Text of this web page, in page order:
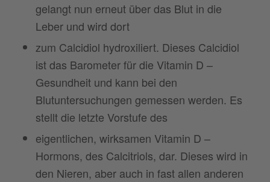
gelangt nun erneut über das Blut in die
Leber und wird dort
zum Calcidiol hydroxiliert. Dieses Calcidiol
ist das Barometer für die Vitamin D –
Gesundheit und kann bei den
Blutuntersuchungen gemessen werden. Es
stellt die letzte Vorstufe des
eigentlichen, wirksamen Vitamin D –
Hormons, des Calcitriols, dar. Dieses wird in
den Nieren, aber auch in fast allen anderen